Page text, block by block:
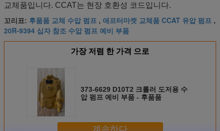
교체품입니다. CCAT는 현장 호환성 코드입니다.
꼬리표: 후품품 교체 수압 펌프 , 애프터마켓 교체품 CCAT 유압 펌프 ,
20R-9394 십자 참조 수압 펌프 예비 부품
가장 저렴 한 가격 으로
373-6629 D10T2 크롤러 도저용 수
압 펌프 예비 부품 - 후품품